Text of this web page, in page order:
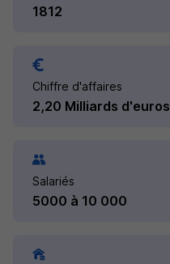
1812
Chiffre d'affaires
2,20 Milliards d'euros
Salariés
5000 à 10 000